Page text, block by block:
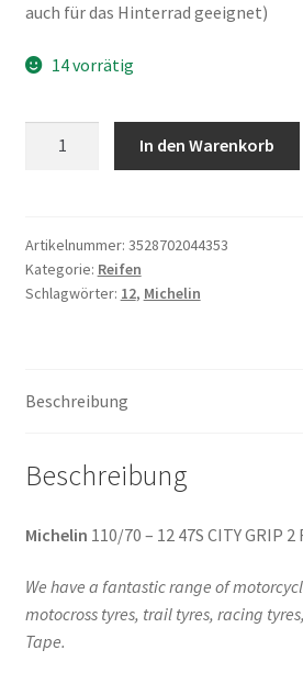
auch für das Hinterrad geeignet)
14 vorrätig
(M+S)
110/70
-
(Vorder-/Hinterreifen)
In den Warenkorb
Artikelnummer: 3528702044353
Kategorie: Reifen
Schlagwörter: 12, Michelin
Beschreibung
Beschreibung
Michelin 110/70 – 12 47S CITY GRIP 2
We have a fantastic range of
motocross tyres, trail tyres, racing
Tape.